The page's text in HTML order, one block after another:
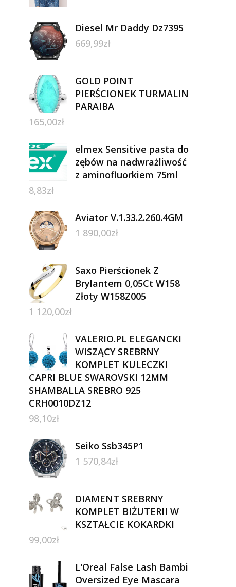
Diesel Mr Daddy Dz7395
669,99zł
GOLD POINT
PIERŚCIONEK TURMALIN
PARAIBA
165,00zł
elmex Sensitive pasta do
zębów na nadwrażliwość
z aminofluorkiem 75ml
8,83zł
Aviator V.1.33.2.260.4GM
1 890,00zł
Saxo Pierścionek Z
Brylantem 0,05Ct W158
Złoty W158Z005
1 120,00zł
VALERIO.PL ELEGANCKI
WISZĄCY SREBRNY
KOMPLET KULECZKI
CAPRI BLUE SWAROVSKI 12MM
SHAMBALLA SREBRO 925
CRH0010DZ12
98,10zł
Seiko Ssb345P1
1 570,84zł
DIAMENT SREBRNY
KOMPLET BIŻUTERII W
KSZTAŁCIE KOKARDKI
99,00zł
L'Oreal False Lash Bambi
Oversized Eye Mascara